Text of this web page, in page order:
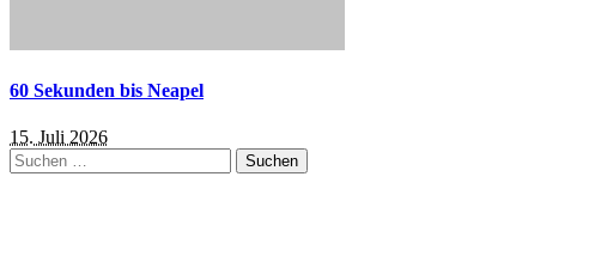
60 Sekunden bis Neapel
15. Juli 2026
Suchen
nach: